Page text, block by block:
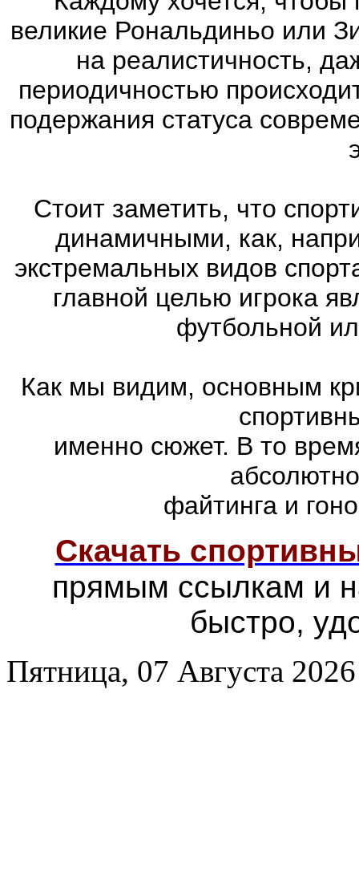
великие Рональдиньо или
на реалистичность,
периодичностью
подержания статуса
Стоит заметить, что
динамичными, как,
экстремальных видов
главной целью игрока
футбольной
Как мы видим, основным
именно сюжет. В то
файтинга и
Скачать
прямым ссылкам и
быстро,
Пятница, 07 Августа 2026